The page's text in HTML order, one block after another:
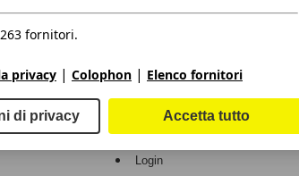
Area rivenditori
Login
fornitori.
privacy | Colophon | Elenco fornitori
di privacy Accetta tutto